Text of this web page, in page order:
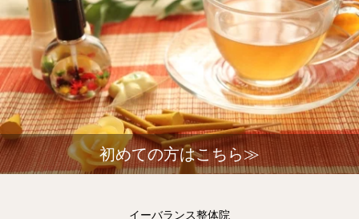
初めての方はこちら≫
イーバランス整体院